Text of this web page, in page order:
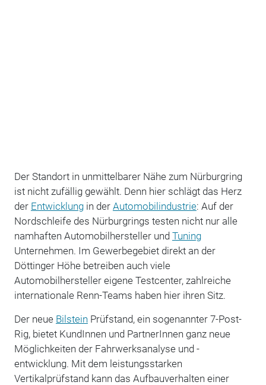
Der Standort in unmittelbarer Nähe zum Nürburgring
ist nicht zufällig gewählt. Denn hier schlägt das Herz
der Entwicklungin der Automobilindustrie: Auf der
Nordschleife des Nürburgrings testen nicht nur alle
namhaften Automobilhersteller und Tuning
Unternehmen. Im Gewerbegebiet direkt an der
Döttinger Höhe betreiben auch viele
Automobilhersteller eigene Testcenter, zahlreiche
internationale Renn-Teams haben hier ihren Sitz.
Der neue Bilstein Prüfstand, ein sogenannter 7-Post-
Rig, bietet KundInnen und PartnerInnen ganz neue
Möglichkeiten der Fahrwerksanalyse und -
entwicklung. Mit dem leistungsstarken
Vertikalprüfstand kann das Aufbauverhalten einer